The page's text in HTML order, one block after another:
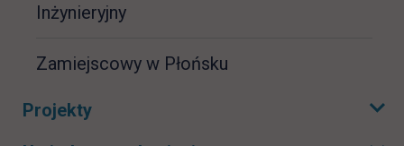
Inżynieryjny
Zamiejscowy w Płońsku
Projekty